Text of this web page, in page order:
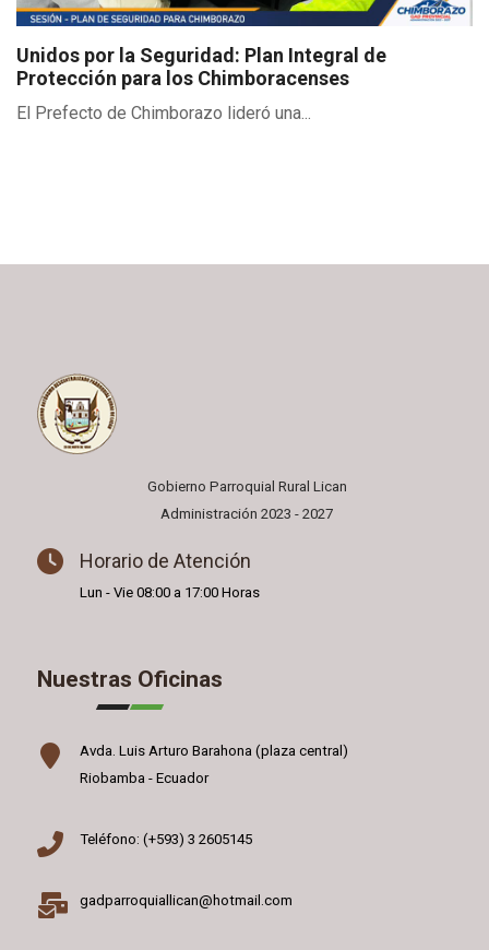
Unidos por la Seguridad: Plan Integral de
Protección para los Chimboracenses
El Prefecto de Chimborazo lideró una...
Gobierno Parroquial Rural Lican
Administración 2023 - 2027
Horario de Atención
Lun - Vie 08:00 a 17:00 Horas
Nuestras Oficinas
Avda. Luis Arturo Barahona (plaza central)
Riobamba - Ecuador
Teléfono: (+593) 3 2605145
gadparroquiallican@hotmail.com